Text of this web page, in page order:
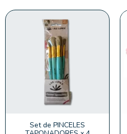
Set de PINCELES